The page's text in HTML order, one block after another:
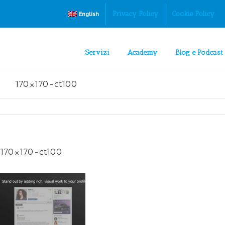
English Privacy Policy Cookie Policy
Servizi Academy Blog e Podcast
170×170-ct100
170×170-ct100